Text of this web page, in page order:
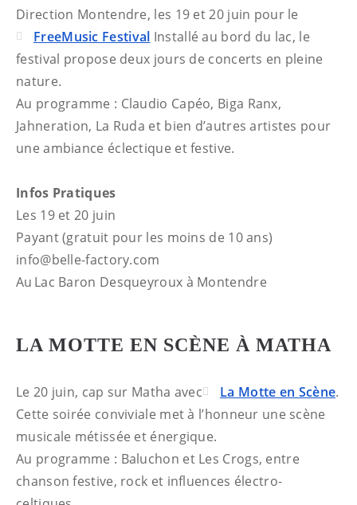
Direction Montendre, les 19 et 20 juin pour le
FreeMusic Festival Installé au bord du lac, le
festival propose deux jours de concerts en pleine
nature.
Au programme : Claudio Capéo, Biga Ranx,
Jahneration, La Ruda et bien d’autres artistes pour
une ambiance éclectique et festive.
Infos Pratiques
Les 19 et 20 juin
Payant (gratuit pour les moins de 10 ans)
info@belle-factory.com
Au Lac Baron Desqueyroux à Montendre
LA MOTTE EN SCÈNE À MATHA
Le 20 juin, cap sur Matha avec La Motte en Scène.
Cette soirée conviviale met à l’honneur une scène
musicale métissée et énergique.
Au programme : Baluchon et Les Crogs, entre
chanson festive, rock et influences électro-